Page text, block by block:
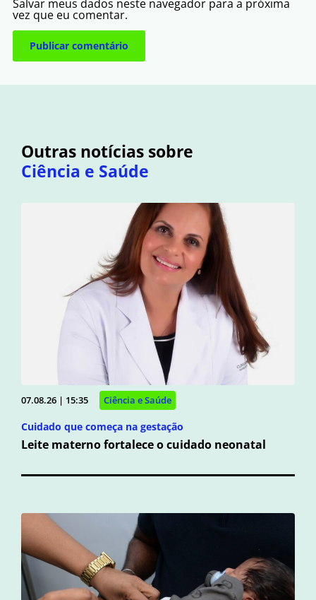
Salvar meus dados neste navegador para a próxima
vez que eu comentar.
Outras notícias sobre
Ciência e Saúde
07.08.26 | 15:35 Ciência e Saúde
Cuidado que começa na gestação
Leite materno fortalece o cuidado neonatal